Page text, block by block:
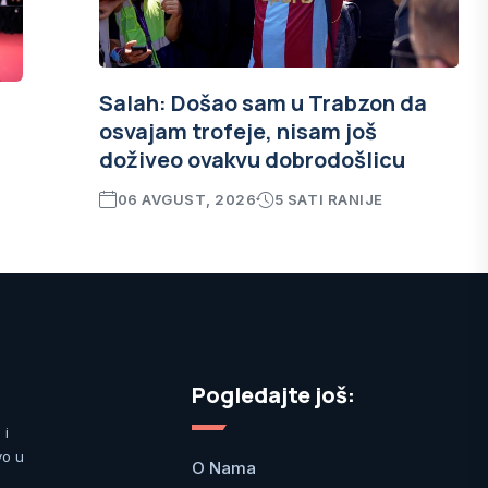
Salah: Došao sam u Trabzon da
osvajam trofeje, nisam još
doživeo ovakvu dobrodošlicu
06 AVGUST, 2026 5 SATI RANIJE
i
u
Pogledajte još:
O Nama